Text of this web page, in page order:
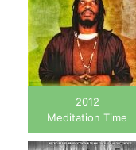
2012
Meditation Time